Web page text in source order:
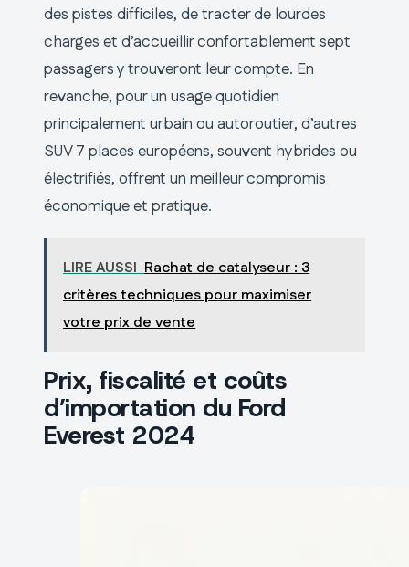
des pistes difficiles, de tracter de lourdes
charges et d’accueillir confortablement sept
passagers y trouveront leur compte. En
revanche, pour un usage quotidien
principalement urbain ou autoroutier, d’autres
SUV 7 places européens, souvent hybrides ou
électrifiés, offrent un meilleur compromis
économique et pratique.
LIRE AUSSI Rachat de catalyseur : 3
critères techniques pour maximiser
votre prix de vente
Prix, fiscalité et coûts
d’importation du Ford
Everest 2024